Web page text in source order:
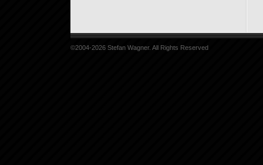
©2004-2026 Stefan Wagner. All Rights Reserved